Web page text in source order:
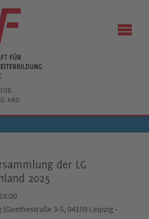
der LG
2025
3-5, 04109 Leipzig -